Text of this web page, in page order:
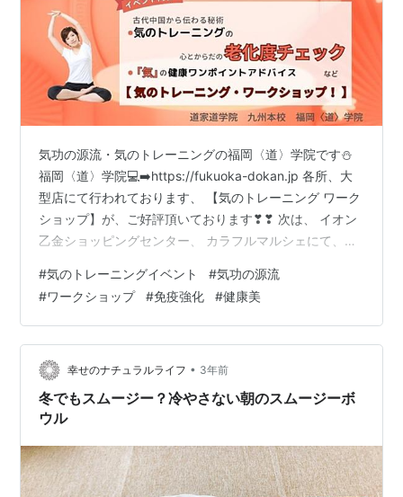
気功の源流・気のトレーニングの福岡〈道〉学院です⛄
福岡〈道〉学院💻➡️https://fukuoka-dokan.jp 各所、大
型店にて行われております、 【気のトレーニング ワーク
ショップ】が、ご好評頂いております❣❣ 次は、 イオン
乙金ショッピングセンター、 カラフルマルシェにて、出
さいませ～✨✨ 「元気があれば何でもできる！」 健康で
あるために、 「気」の老化度をチェックしよう！ 🔸若返
りたい、美しくなりたい！ 🔸不調もなく、健康に暮らし
たい！ 🔸集中力を高めたい！ 🔸自分らしく生きたい！
元気に楽しく生きる秘訣、 それには、すべて、…
#気のトレーニングイベント #気功の源流
#ワークショップ #免疫強化 #健康美
幸せのナチュラルライフ • 3年前
冬でもスムージー？冷やさない朝のスムージーボ
ウル